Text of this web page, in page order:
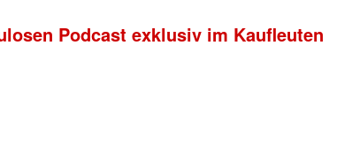
Podcast exklusiv im Kaufleuten